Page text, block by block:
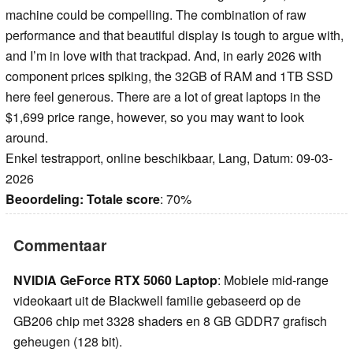
machine could be compelling. The combination of raw
performance and that beautiful display is tough to argue with,
and I’m in love with that trackpad. And, in early 2026 with
component prices spiking, the 32GB of RAM and 1TB SSD
here feel generous. There are a lot of great laptops in the
$1,699 price range, however, so you may want to look
around.
Enkel testrapport, online beschikbaar, Lang, Datum: 09-03-
2026
Beoordeling: Totale score: 70%
Commentaar
NVIDIA GeForce RTX 5060 Laptop: Mobiele mid-range
videokaart uit de Blackwell familie gebaseerd op de
GB206 chip met 3328 shaders en 8 GB GDDR7 grafisch
geheugen (128 bit).